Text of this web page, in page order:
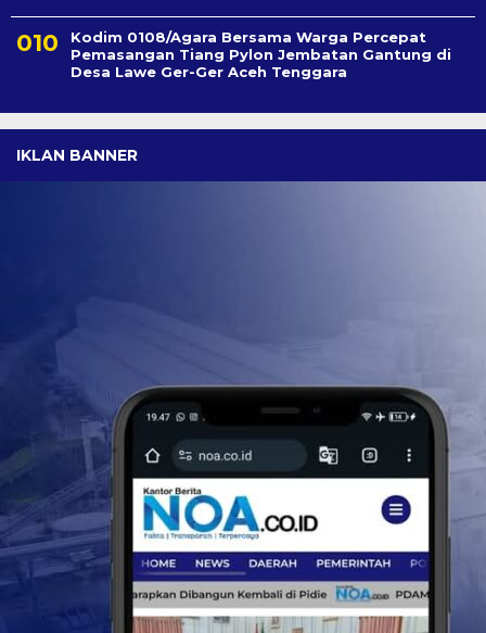
Kodim 0108/Agara Bersama Warga Percepat
Pemasangan Tiang Pylon Jembatan Gantung di
Desa Lawe Ger-Ger Aceh Tenggara
IKLAN BANNER